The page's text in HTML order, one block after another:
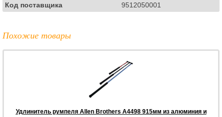
Код поставщика
9512050001
Похожие товары
Удлинитель румпеля Allen Brothers A4498 915мм из алюминия и